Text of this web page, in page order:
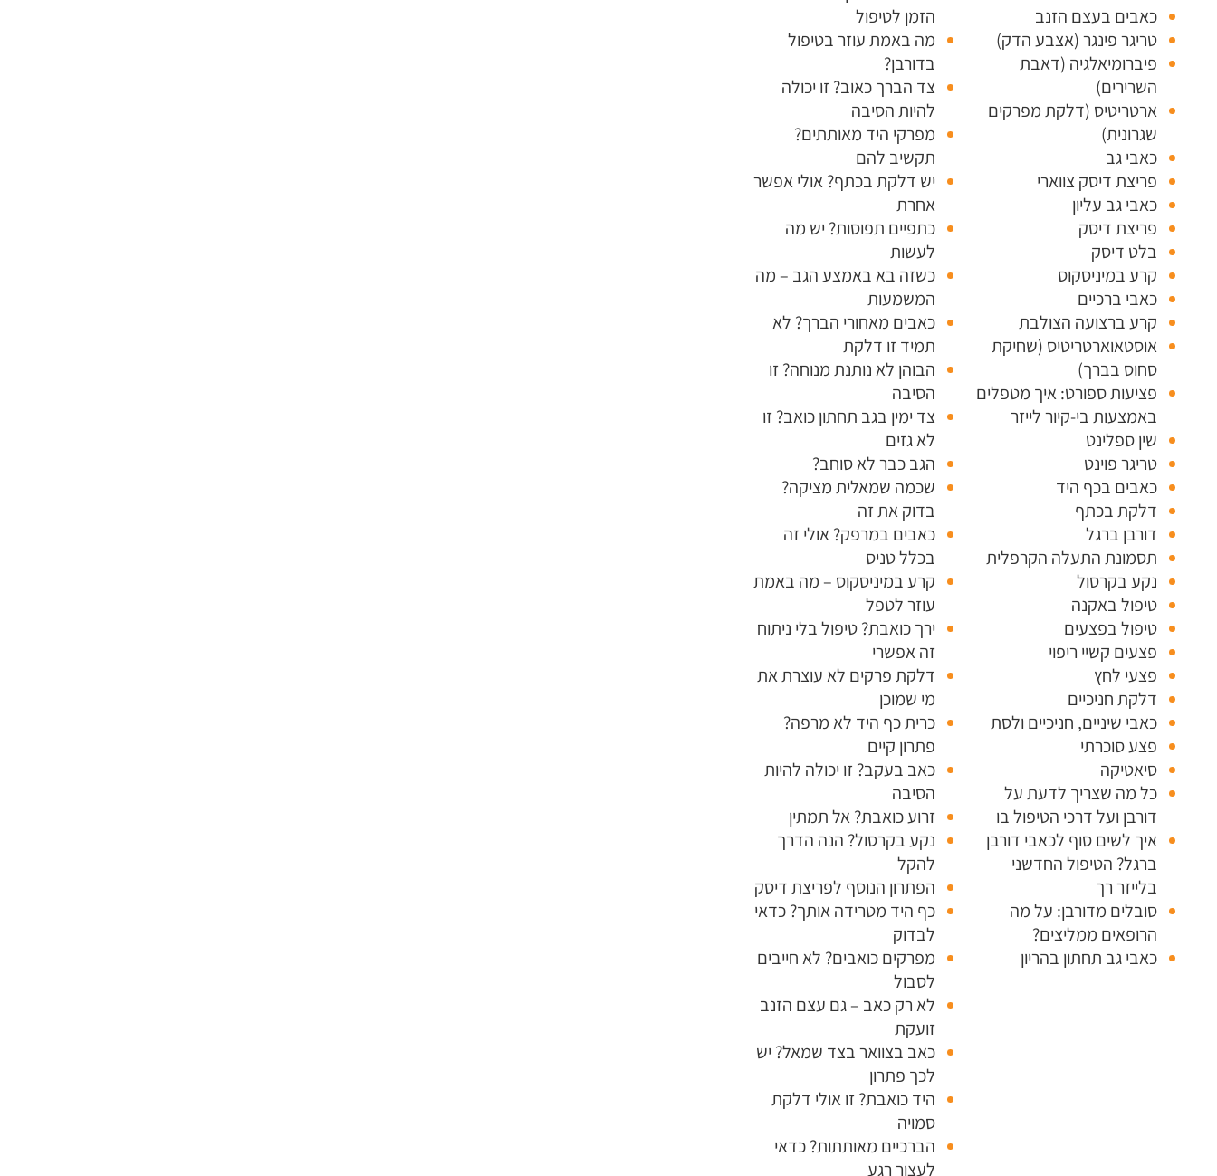
כאבים בעצם הזנב
טריגר פינגר (אצבע הדק)
פיברומיאלגיה (דאבת
השרירים)
ארטריטיס (דלקת מפרקים
שגרונית)
כאבי גב
פריצת דיסק צווארי
כאבי גב עליון
פריצת דיסק
בלט דיסק
קרע במיניסקוס
כאבי ברכיים
קרע ברצועה הצולבת
אוסטאוארטריטיס (שחיקת
סחוס בברך)
פציעות ספורט: איך מטפלים
באמצעות בי-קיור לייזר
שין ספלינט
טריגר פוינט
כאבים בכף היד
דלקת בכתף
דורבן ברגל
תסמונת התעלה הקרפלית
נקע בקרסול
טיפול באקנה
טיפול בפצעים
פצעים קשיי ריפוי
פצעי לחץ
דלקת חניכיים
כאבי שיניים, חניכיים ולסת
פצע סוכרתי
סיאטיקה
כל מה שצריך לדעת על
דורבן ועל דרכי הטיפול בו
איך לשים סוף לכאבי דורבן
ברגל? הטיפול החדשני
בלייזר רך
סובלים מדורבן: על מה
הרופאים ממליצים?
כאבי גב תחתון בהריון
הזמן לטיפול
מה באמת עוזר בטיפול
בדורבן?
צד הברך כאוב? זו יכולה
להיות הסיבה
מפרקי היד מאותתים?
תקשיב להם
יש דלקת בכתף? אולי אפשר
אחרת
כתפיים תפוסות? יש מה
לעשות
כשזה בא באמצע הגב – מה
המשמעות
כאבים מאחורי הברך? לא
תמיד זו דלקת
הבוהן לא נותנת מנוחה? זו
הסיבה
צד ימין בגב תחתון כואב? זו
לא גזים
הגב כבר לא סוחב?
שכמה שמאלית מציקה?
בדוק את זה
כאבים במרפק? אולי זה
בכלל טניס
קרע במיניסקוס – מה באמת
עוזר לטפל
ירך כואבת? טיפול בלי ניתוח
זה אפשרי
דלקת פרקים לא עוצרת את
מי שמוכן
כרית כף היד לא מרפה?
פתרון קיים
כאב בעקב? זו יכולה להיות
הסיבה
זרוע כואבת? אל תמתין
נקע בקרסול? הנה הדרך
להקל
הפתרון הנוסף לפריצת דיסק
כף היד מטרידה אותך? כדאי
לבדוק
מפרקים כואבים? לא חייבים
לסבול
לא רק כאב – גם עצם הזנב
זועקת
כאב בצוואר בצד שמאל? יש
לכך פתרון
היד כואבת? זו אולי דלקת
סמויה
הברכיים מאותתות? כדאי
לעצור רגע